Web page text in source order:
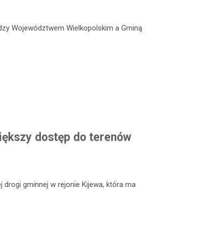
Województwem Wielkopolskim a Gminą
dostęp do terenów
drogi gminnej w rejonie Kijewa, która ma